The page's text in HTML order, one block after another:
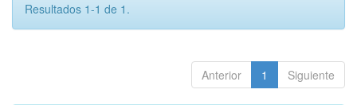
Resultados 1-1 de 1.
Anterior 1 Siguiente